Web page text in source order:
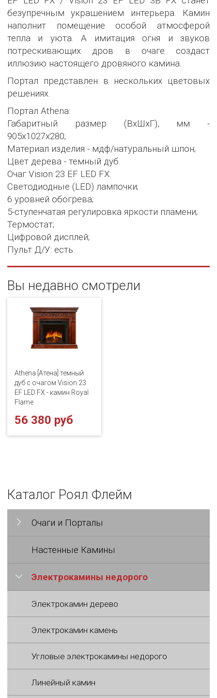
безупречным украшением интерьера. Камин
наполнит помещение особой атмосферой
тепла и уюта. А имитация огня и звуков
потрескивающих дров в очаге создаст
иллюзию настоящего дровяного камина.
Портал представлен в нескольких цветовых
решениях.
Портал Athena:
Габаритный размер (ВхШхГ), мм -
905х1027х280;
Материал изделия - мдф/натуральный шпон;
Цвет дерева - темный дуб.
Очаг Vision 23 EF LED FX:
Светодиодные (LED) лампочки;
6 уровней обогрева;
5-ступенчатая регулировка яркости пламени;
Термостат;
Цифровой дисплей;
Пульт Д/У: есть.
Вы недавно смотрели
Athena [Атена] темный
дуб с очагом Vision 23
EF LED FX - камин Royal
Flame
56 380 руб
Каталог Роял Флейм
Очаги и Порталы
Настенные Камины
Электрокамины недорого
Электрокамин дерево
Электрокамин камень
Угловые электрокамины недорого
Линейный камин